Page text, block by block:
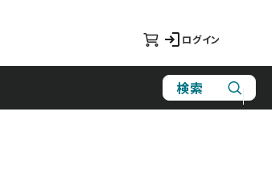
ログイン
検索